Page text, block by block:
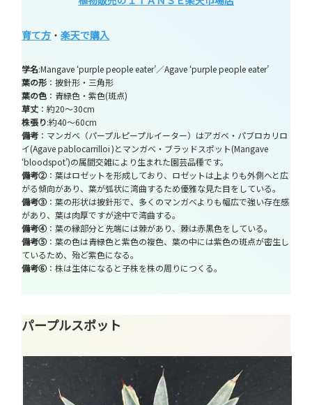
育て方 ・楽天で購入
学名:Mangave ‘purple people eater’／Agave ‘purple people eater’
葉の形 ：披針形・三角形
葉の色 ：青緑色・紫色(斑点)
草丈 ：約20～30cm
株張り:約40～60cm
備考 ：マンガベ（パープルピープルイーター）はアガベ・パブロカリロ
イ(Agave pablocarrilloi )とマンガべ・ブラッドスポット(Mangave
‘bloodspot’)の属間交雑により生まれた園芸品種です。
備考②：葉はロゼットを形成しており、ロゼットは上よりも外側へと広
がる傾向があり、葉が弧状に湾曲するため優雅な見た目をしている。
備考③：葉の形状は披針形で、多くのマンガべよりも幅広で強い存在感
があり、葉は肉厚ですが途中で湾曲する。
備考④：葉の縁部分と先端には棘があり、棘は赤黒色をしている。
備考⑤：葉の色は青緑色と紫色の複色、葉の中には紫色の斑点が密生し
ているため、殆ど紫色になる。
備考⑥：株は生体になると子株を株の周りにつくる。
パープルスポット